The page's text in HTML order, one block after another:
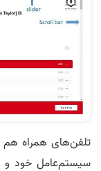
تلفن‌های همراه هم
سیستم‌عامل خود و